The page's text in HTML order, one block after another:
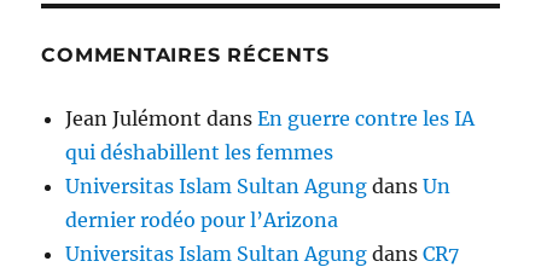
COMMENTAIRES RÉCENTS
Jean Julémont dansEn guerre contre les IA
qui déshabillent les femmes
Universitas Islam Sultan Agung dansUn
dernier rodéo pour l’Arizona
Universitas Islam Sultan Agung dansCR7